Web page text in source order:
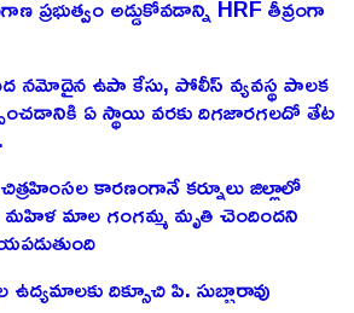
నమోదైన ఉపా కేసు, పోలీస్ వ్యవస్థ పాలక
ఏ స్థాయి వరకు దిగజారగలదో తేట
కారణంగానే కర్నూలు జిల్లాలో
మహిళ మాల గంగమ్మ మృతి చెందిందని
దిక్సూచి పి. సుబ్బారావు